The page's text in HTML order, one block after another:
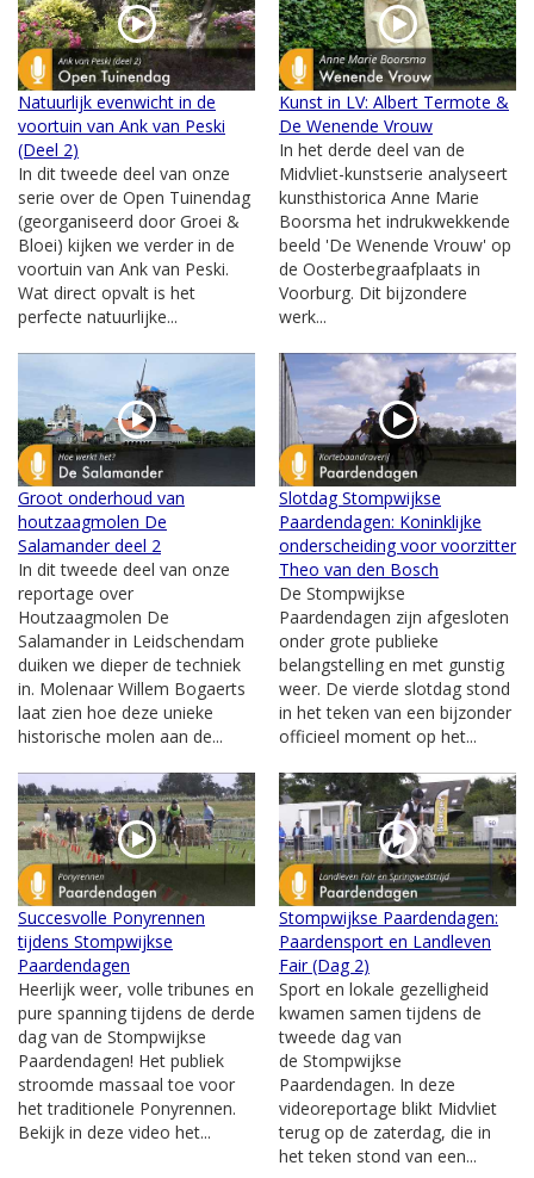
Natuurlijk evenwicht in de
voortuin van Ank van Peski
(Deel 2)
In dit tweede deel van onze
serie over de Open Tuinendag
(georganiseerd door Groei &
Bloei) kijken we verder in de
voortuin van Ank van Peski.
Wat direct opvalt is het
perfecte natuurlijke...
Kunst in LV: Albert Termote &
De Wenende Vrouw
In het derde deel van de
Midvliet-kunstserie analyseert
kunsthistorica Anne Marie
Boorsma het indrukwekkende
beeld 'De Wenende Vrouw' op
de Oosterbegraafplaats in
Voorburg. Dit bijzondere
werk...
Groot onderhoud van
houtzaagmolen De
Salamander deel 2
In dit tweede deel van onze
reportage over
Houtzaagmolen De
Salamander in Leidschendam
duiken we dieper de techniek
in. Molenaar Willem Bogaerts
laat zien hoe deze unieke
historische molen aan de...
Slotdag Stompwijkse
Paardendagen: Koninklijke
onderscheiding voor voorzitter
Theo van den Bosch
De Stompwijkse
Paardendagen zijn afgesloten
onder grote publieke
belangstelling en met gunstig
weer. De vierde slotdag stond
in het teken van een bijzonder
officieel moment op het...
Succesvolle Ponyrennen
tijdens Stompwijkse
Paardendagen
Heerlijk weer, volle tribunes en
pure spanning tijdens de derde
dag van de Stompwijkse
Paardendagen! Het publiek
stroomde massaal toe voor
het traditionele Ponyrennen.
Bekijk in deze video het...
Stompwijkse Paardendagen:
Paardensport en Landleven
Fair (Dag 2)
Sport en lokale gezelligheid
kwamen samen tijdens de
tweede dag van
de Stompwijkse
Paardendagen. In deze
videoreportage blikt Midvliet
terug op de zaterdag, die in
het teken stond van een...